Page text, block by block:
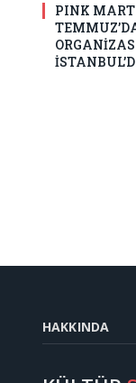
PINK
HAKKINDA